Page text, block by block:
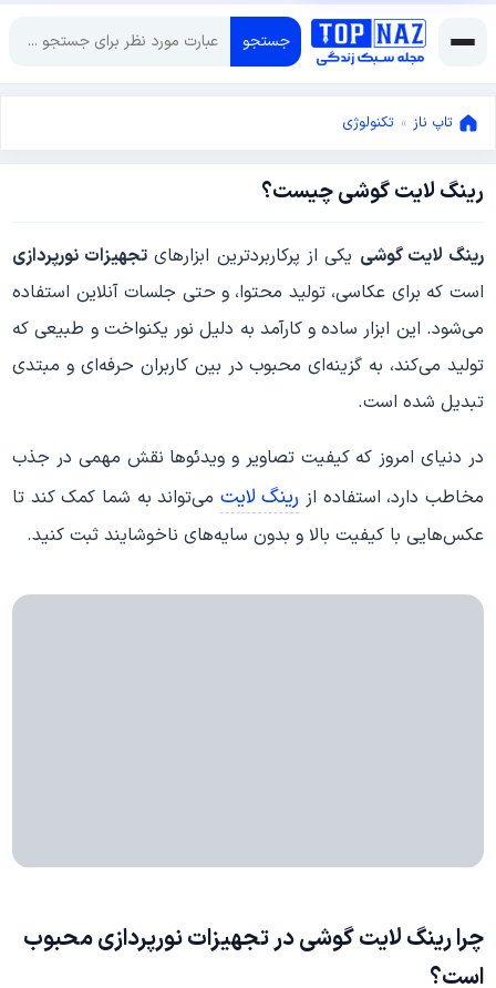
جستجو
تاپ ناز » تکنولوژی
رینگ لایت گوشی چیست؟
ژانویه
2025ژانویه
2025
رینگ لایت گوشی یکی از پرکاربردترین ابزارهایتجهیزات نورپردازی
است که برای عکاسی، تولید محتوا، و حتی جلسات آنلاین استفاده
می‌شود. این ابزار ساده و کارآمد به دلیل نور یکنواخت و طبیعی که
تولید می‌کند، به گزینه‌ای محبوب در بین کاربران حرفه‌ای و مبتدی
تبدیل شده است.
در دنیای امروز که کیفیت تصاویر و ویدئوها نقش مهمی در جذب
مخاطب دارد، استفاده از رینگ لایت می‌تواند به شما کمک کند تا
عکس‌هایی با کیفیت بالا و بدون سایه‌های ناخوشایند ثبت کنید.
چرا رینگ لایت گوشی در تجهیزات نورپردازی محبوب
است؟